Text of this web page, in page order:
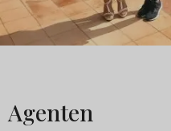
Agenten